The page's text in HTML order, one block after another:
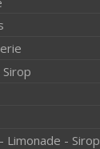
Limonade - Sirop